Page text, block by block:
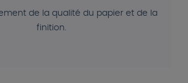
de la qualité du papier et de la
finition.